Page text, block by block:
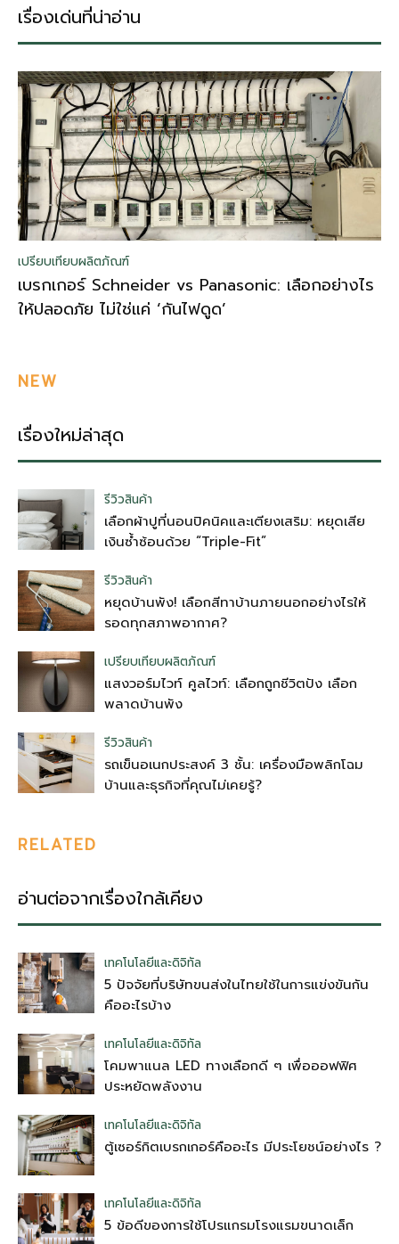
เรื่องเด่นที่น่าอ่าน
เปรียบเทียบผลิตภัณฑ์
เบรกเกอร์ Schneider vs Panasonic: เลือกอย่างไร
ให้ปลอดภัย ไม่ใช่แค่ ‘กันไฟดูด’
NEW
เรื่องใหม่ล่าสุด
รีวิวสินค้า
เลือกผ้าปูที่นอนปิคนิคและเตียงเสริม: หยุดเสีย
เงินซ้ำซ้อนด้วย “Triple-Fit”
รีวิวสินค้า
หยุดบ้านพัง! เลือกสีทาบ้านภายนอกอย่างไรให้
รอดทุกสภาพอากาศ?
เปรียบเทียบผลิตภัณฑ์
แสงวอร์มไวท์ คูลไวท์: เลือกถูกชีวิตปัง เลือก
พลาดบ้านพัง
รีวิวสินค้า
รถเข็นอเนกประสงค์ 3 ชั้น: เครื่องมือพลิกโฉม
บ้านและธุรกิจที่คุณไม่เคยรู้?
RELATED
อ่านต่อจากเรื่องใกล้เคียง
เทคโนโลยีและดิจิทัล
5 ปัจจัยที่บริษัทขนส่งในไทยใช้ในการแข่งขันกัน
คืออะไรบ้าง
เทคโนโลยีและดิจิทัล
โคมพาแนล LED ทางเลือกดี ๆ เพื่อออฟฟิศ
ประหยัดพลังงาน
เทคโนโลยีและดิจิทัล
ตู้เซอร์กิตเบรกเกอร์คืออะไร มีประโยชน์อย่างไร ?
เทคโนโลยีและดิจิทัล
5 ข้อดีของการใช้โปรแกรมโรงแรมขนาดเล็ก